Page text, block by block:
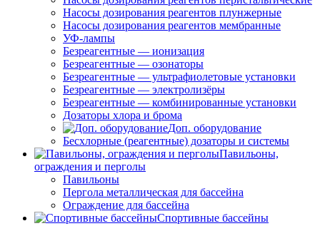
Насосы дозирования реагентов плунжерные
Насосы дозирования реагентов мембранные
УФ-лампы
Безреагентные — ионизация
Безреагентные — озонаторы
Безреагентные — ультрафиолетовые установки
Безреагентные — электролизёры
Безреагентные — комбинированные установки
Дозаторы хлора и брома
Доп. оборудование
Бесхлорные (реагентные) дозаторы и системы
Павильоны,
ограждения и перголы
Павильоны
Пергола металлическая для бассейна
Ограждение для бассейна
Спортивные бассейны